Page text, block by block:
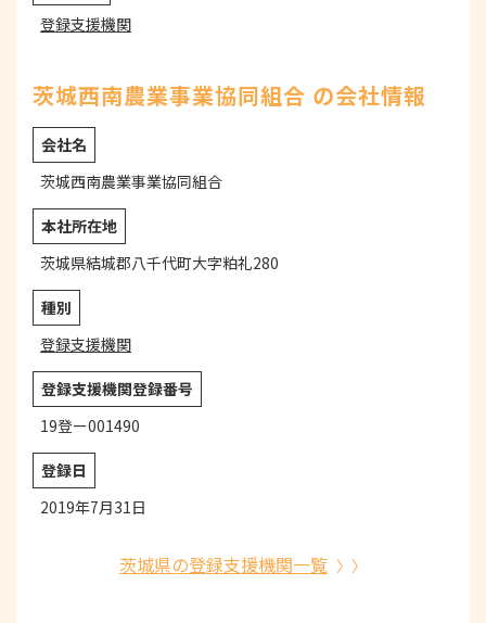
登録支援機関
茨城西南農業事業協同組合 の会社情報
会社名
茨城西南農業事業協同組合
本社所在地
茨城県結城郡八千代町大字粕礼280
種別
登録支援機関
登録支援機関登録番号
19登ー001490
登録日
2019年7月31日
茨城県の登録支援機関一覧